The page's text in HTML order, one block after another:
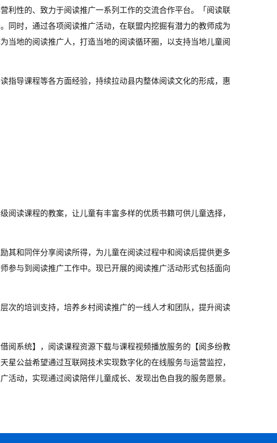
利性的、致力于阅读推广一系列工作的交流合作平台。「阅读联
同时，通过各项阅读推广活动，在联盟内挖掘有潜力的教师成为
当地的阅读推广人，打造当地的阅读循环圈，以支持当地儿童阅
指导课程等各方面经验，持续拉动县内整体阅读文化的形成，惠
读课程的教案，让儿童有丰富多样的优质书籍可供儿童选择，
其和同伴分享阅读所得，为儿童在阅读过程中和阅读后提供更多
参与到阅读推广工作中。现已开展的阅读推广活动形式包括面向
次的培训支持，培养乡村阅读推广的一线人才和团队，提升阅读
阅系统】，阅读课程资源下载与课程视频播放服务的【阅多纷教
公益希望通过互联网技术实现数字化的在线服务与运营监控，
动，实现通过阅读陪伴儿童成长、发现出色自我的服务愿景。